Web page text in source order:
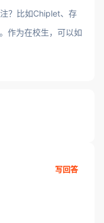
？比如Chiplet、存
作为在校生，可以如
写回答